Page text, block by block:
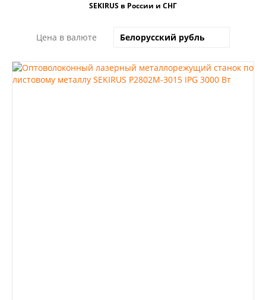
Цена в валюте
SEKIRUS в России и СНГ